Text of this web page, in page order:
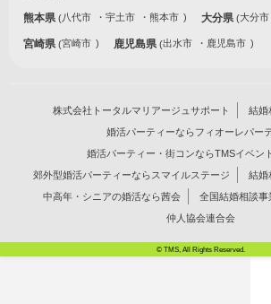
熊本県 八代市 宇土市 熊本市 大分県 大分市
宮崎県 宮崎市 鹿児島県 出水市 鹿児島市
株式会社トータルマリアージュサポート
結婚
婚活パーティーならフィオーレパー
婚活パーティー・街コンならTMSイベン
郊外型婚活パーティーならスマイルステージ
結婚
中高年・シニアの婚活なら茜会
全国結婚相談事
仲人協会連合会
© TMS, All Rights Reserved.